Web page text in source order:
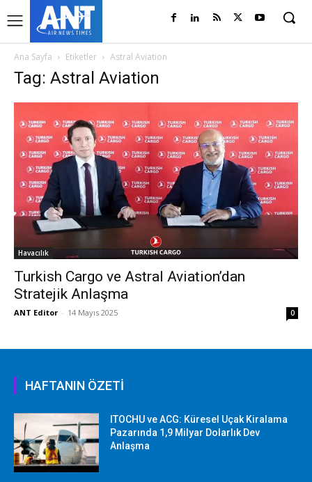
Ana Sayfa Etiketler Astral Aviation
Tag: Astral Aviation
Havacılık
Turkish Cargo ve Astral Aviation’dan
Stratejik Anlaşma
ANT Editor - 14 Mayıs 2025 0
HAFTANIN ÖZETİ
ITOCHU ve ACG: Küresel Uçak Kiralama
Pazarında 1,9 Milyar Dolarlık Dev
Anlaşma